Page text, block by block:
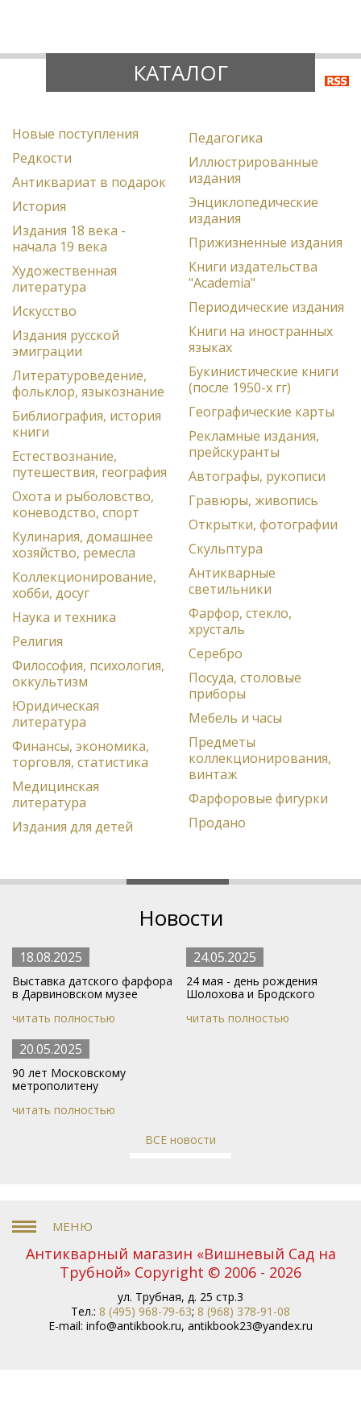
КАТАЛОГ
Новые поступления
Редкости
Антиквариат в подарок
История
Издания 18 века -
начала 19 века
Художественная
литература
Искусство
Издания русской
эмиграции
Литературоведение,
фольклор, языкознание
Библиография, история
книги
Естествознание,
путешествия, география
Охота и рыболовство,
коневодство, спорт
Кулинария, домашнее
хозяйство, ремесла
Коллекционирование,
хобби, досуг
Наука и техника
Религия
Философия, психология,
оккультизм
Юридическая
литература
Финансы, экономика,
торговля, статистика
Медицинская
литература
Издания для детей
Педагогика
Иллюстрированные
издания
Энциклопедические
издания
Прижизненные издания
Книги издательства
"Academia"
Периодические издания
Книги на иностранных
языках
Букинистические книги
(после 1950-х гг)
Географические карты
Рекламные издания,
прейскуранты
Автографы, рукописи
Гравюры, живопись
Открытки, фотографии
Скульптура
Антикварные
светильники
Фарфор, стекло,
хрусталь
Серебро
Посуда, столовые
приборы
Мебель и часы
Предметы
коллекционирования,
винтаж
Фарфоровые фигурки
Продано
Новости
18.08.2025
Выставка датского фарфора
в Дарвиновском музее
читать полностью
24.05.2025
24 мая - день рождения
Шолохова и Бродского
читать полностью
20.05.2025
90 лет Московскому
метрополитену
читать полностью
ВСЕ новости
Антикварный магазин «Вишневый Сад на
Трубной» Copyright © 2006 - 2026
ул. Трубная, д. 25 стр.3
Тел.: 8 (495) 968-79-63; 8 (968) 378-91-08
E-mail: info@antikbook.ru, antikbook23@yandex.ru